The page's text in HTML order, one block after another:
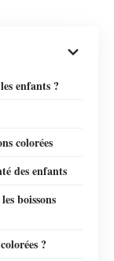
enfants ?
colorées
des enfants
boissons
?